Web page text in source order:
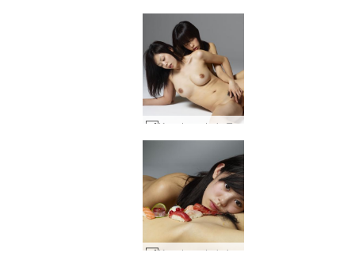
Konata un Lulu Tokijas seksa lelles #13
Konata un Lulu jutekliskie suši #24